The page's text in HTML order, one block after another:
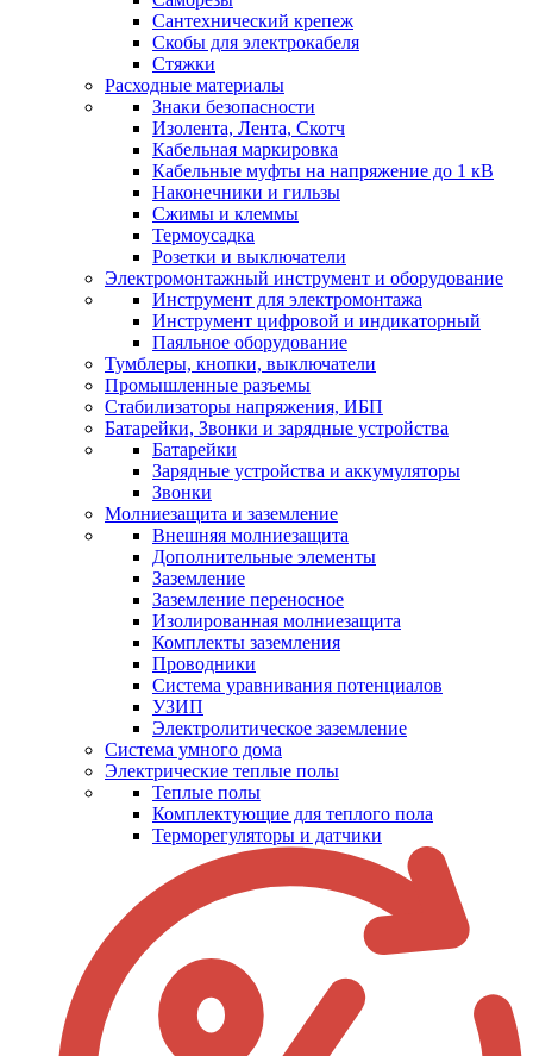
Сантехнический крепеж
Скобы для электрокабеля
Стяжки
Расходные материалы
Знаки безопасности
Изолента, Лента, Скотч
Кабельная маркировка
Кабельные муфты на напряжение до 1 кВ
Наконечники и гильзы
Сжимы и клеммы
Термоусадка
Розетки и выключатели
Электромонтажный инструмент и оборудование
Инструмент для электромонтажа
Инструмент цифровой и индикаторный
Паяльное оборудование
Тумблеры, кнопки, выключатели
Промышленные разъемы
Стабилизаторы напряжения, ИБП
Батарейки, Звонки и зарядные устройства
Батарейки
Зарядные устройства и аккумуляторы
Звонки
Молниезащита и заземление
Внешняя молниезащита
Дополнительные элементы
Заземление
Заземление переносное
Изолированная молниезащита
Комплекты заземления
Проводники
Система уравнивания потенциалов
УЗИП
Электролитическое заземление
Система умного дома
Электрические теплые полы
Теплые полы
Комплектующие для теплого пола
Терморегуляторы и датчики